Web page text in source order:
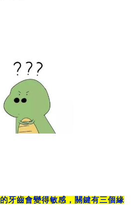
的牙齒會變得敏感，關鍵有三個緣